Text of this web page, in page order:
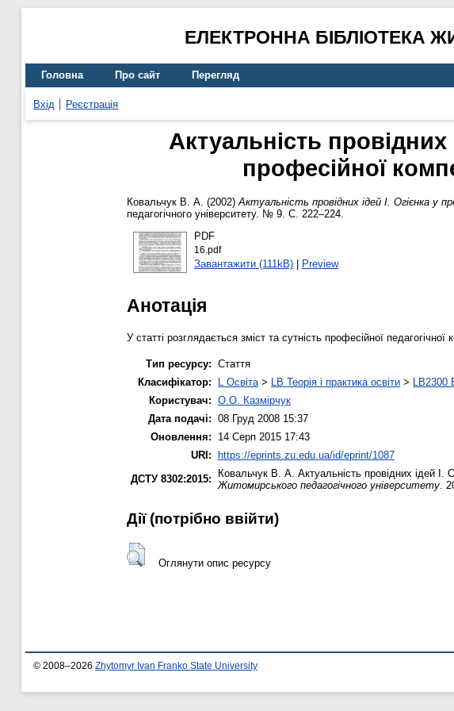
ЕЛЕКТРОННА БІБЛІОТЕКА
Головна Про сайт Перегляд
Вхід Реєстрація
Актуальність
професійної
Ковальчук В. А. (2002)Актуальність провідних ідей І. Огієнка у
педагогічного університету. № 9. С. 222–224.
PDF
16.pdf
Завантажити (111kB)| Preview
Анотація
У статті розглядається зміст та сутність професійної
Тип ресурсу: Стаття
Класифікатор:
L Освіта > LB Теорія і практика освіти > LB2300
Користувач: О.О. Казмірчук
Дата подачі: 08 Груд 2008 15:37
Оновлення:
14 Серп 2015 17:43
URI: https://eprints.zu.edu.ua/id/eprint/1087
ДСТУ 8302:2015:
Ковальчук В. А. Актуальність провідних ідей І.
Житомирського педагогічного університету .
Дії ​​(потрібно ввійти)
Оглянути опис ресурсу
© 2008–2026 Zhytomyr Ivan Franko State University